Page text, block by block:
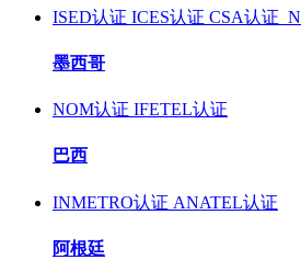
ISED认证 ICES认证 CSA认证
墨西哥
NOM认证 IFETEL认证
巴西
INMETRO认证 ANATEL认证
阿根廷